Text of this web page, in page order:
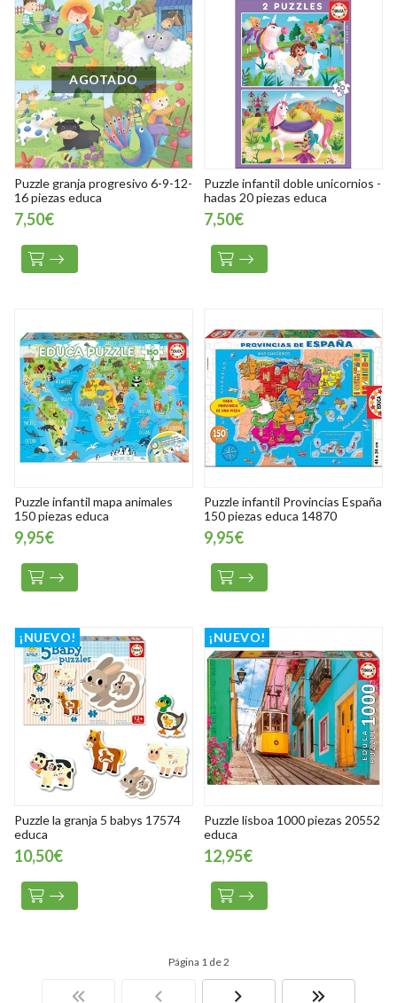
AGOTADO
Puzzle granja progresivo 6-9-12-
16 piezas educa
7,50€
Puzzle infantil doble unicornios -
hadas 20 piezas educa
7,50€
Puzzle infantil mapa animales
150 piezas educa
9,95€
Puzzle infantil Provincias España
150 piezas educa 14870
9,95€
¡NUEVO!
Puzzle la granja 5 babys 17574
educa
10,50€
¡NUEVO!
Puzzle lisboa 1000 piezas 20552
educa
12,95€
Página 1 de 2